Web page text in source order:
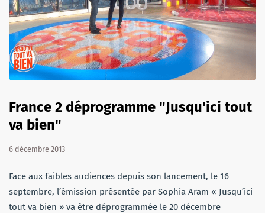
France 2 déprogramme "Jusqu'ici tout
va bien"
6 décembre 2013
Face aux faibles audiences depuis son lancement, le 16
septembre, l’émission présentée par Sophia Aram « Jusqu’ici
tout va bien » va être déprogrammée le 20 décembre